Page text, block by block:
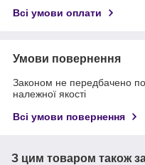
Всі умови оплати
Умови повернення
Законом не передбачено
належної якості
Всі умови повернення
З цим товаром також